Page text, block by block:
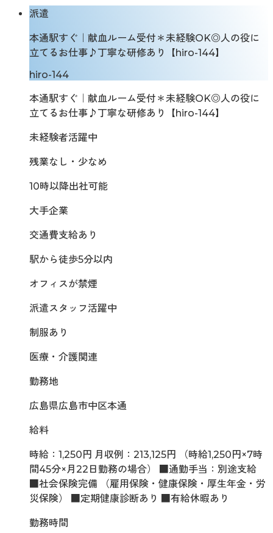
派遣
本通駅すぐ｜献血ルーム受付＊未経験OK◎人の役に
立てるお仕事♪丁寧な研修あり【hiro-144】
hiro-144
本通駅すぐ｜献血ルーム受付＊未経験OK◎人の役に
立てるお仕事♪丁寧な研修あり【hiro-144】
未経験者活躍中
残業なし・少なめ
10時以降出社可能
大手企業
交通費支給あり
駅から徒歩5分以内
オフィスが禁煙
派遣スタッフ活躍中
制服あり
医療・介護関連
勤務地
広島県広島市中区本通
給料
時給：1,250円 月収例：213,125円 （時給1,250円×7時
間45分×月22日勤務の場合） ■通勤手当：別途支給
■社会保険完備 （雇用保険・健康保険・厚生年金・労
災保険） ■定期健康診断あり ■有給休暇あり
勤務時間